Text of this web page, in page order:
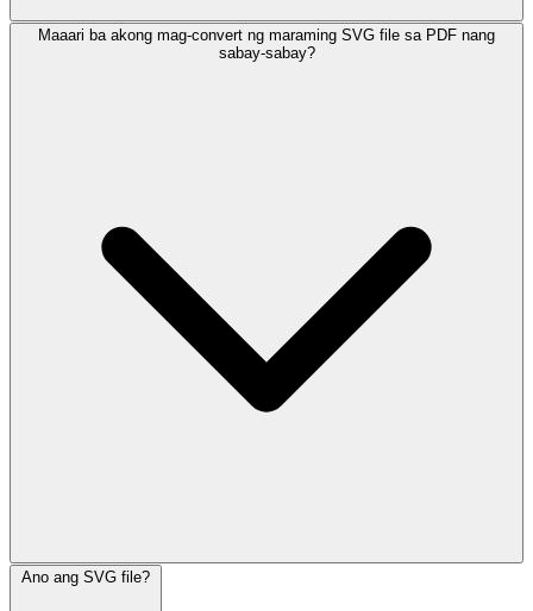
Maaari ba akong mag-convert ng maraming SVG file sa PDF nang
sabay-sabay?
Ano ang SVG file?